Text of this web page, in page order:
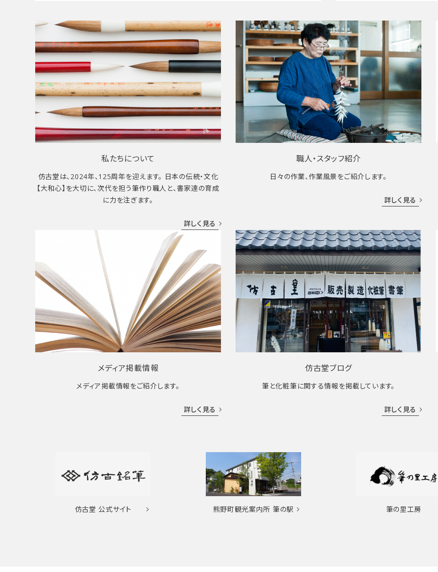
私たちについて
仿古堂は、2024年、125周年を迎えます。 日本の伝統・文化
【大和心】を大切に、次代を担う筆作り職人と、書家達の育成
に力を注ぎます。
詳しく見る
職人・スタッフ紹介
日々の作業、作業風景をご紹介します。
詳しく見る
メディア掲載情報
メディア掲載情報をご紹介します。
詳しく見る
仿古堂ブログ
筆と化粧筆に関する情報を掲載しています。
詳しく見る
仿古堂 公式サイト 熊野町観光案内所 筆の駅 筆の里工房